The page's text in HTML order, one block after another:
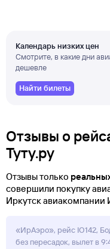
Календарь низких цен
Смотрите, в какие дни
дешевле
Найти билеты
Отзывы о
Туту.ру
Отзывы только
совершили покупку
Иркутск авиакомпании
«ИрАэро», рейс IO142,
без пересадок, вылет в